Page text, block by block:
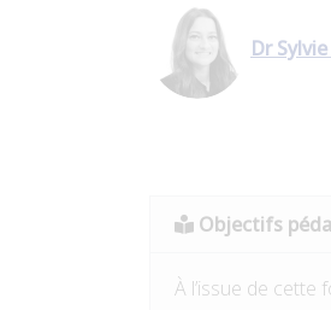
Dr
Objectifs
À l’issue de cette